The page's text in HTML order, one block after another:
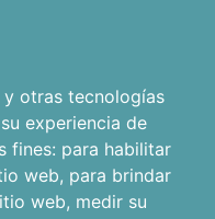
otras tecnologías
experiencia de
fines: para habilitar
web, para brindar
web, medir su